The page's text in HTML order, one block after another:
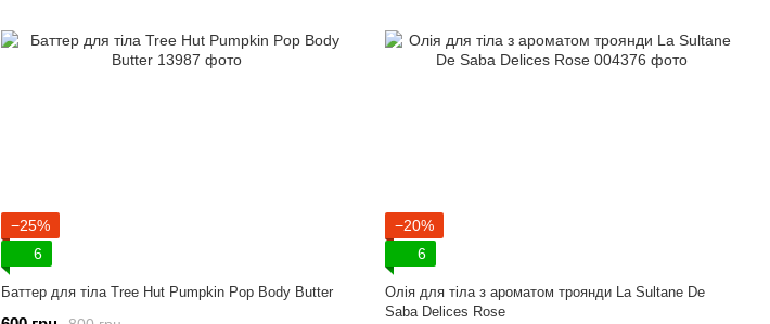
−25%
6
Баттер для тіла Tree Hut Pumpkin Pop Body Butter
−20%
6
Oлія для тіла з ароматом троянди La Sultane De
Saba Delices Rose